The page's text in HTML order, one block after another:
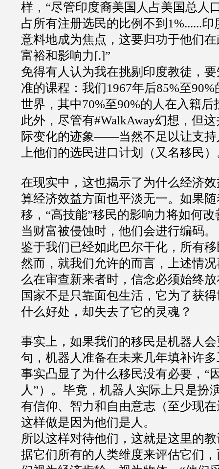
样， “尽管印度裔美国人占美国总人
占所有注册选民的比例不到 1%......印
意料地成为焦点，这要归功于他们
富裕和影响力[.]”
免得有人认为我在挑剔印度教徒，
准的课程：我们1967年后85%至90%
世界，其中70%至90%的人在入籍后
此外，尽管有#WalkAway幻想，但
际变化的迹象——当然不足以让支
上他们的选民进口计划（又名移民
在现实中，这也揭示了为什么经济
算经济效益方面也平淡无一。如果
移， “高技能”移民的影响力将如何
当财富被侵蚀时，他们会进行编码。
鉴于我们已经如此巴尔干化，所有
然而，就我们允许的而言，上述情
么在审查新来者时，信念必须始终
国家不是只靠面包生活，它为了获
什么好处，却失去了它的灵魂？
事实上，如果我们的移民是机器人
句，机器人准备在未来几年填补许
事实凸显了为什么移民没有必要， “
人 ”）。毕竟，机器人实际上只是扮
有信仰、智力和自由意志（至少现
这样做是因为他们是人。
所以这样对待他们，这就是这里的
据它们所有的人类维度来评估它们